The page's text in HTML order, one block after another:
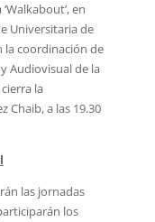
en
Universitaria de
la coordinación de
Audiovisual de la
la
Chaib, a las 19.30
las jornadas
los